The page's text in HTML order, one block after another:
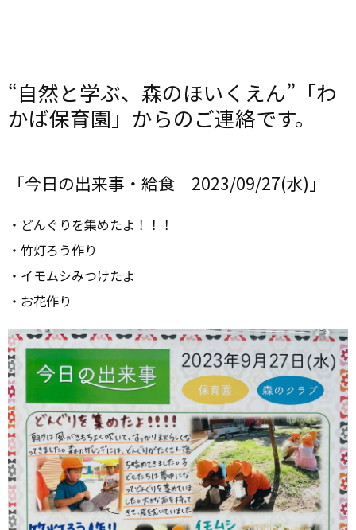
“自然と学ぶ、森のほいくえん”「わ
かば保育園」からのご連絡です。
「今日の出来事・給食 2023/09/27(水)」
・どんぐりを集めたよ！！！
・竹灯ろう作り
・イモムシみつけたよ
・お花作り